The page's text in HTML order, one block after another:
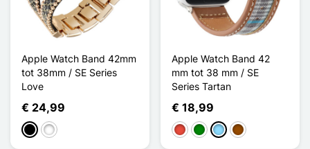
Apple Watch Band 42mm
tot 38mm / SE Series
Love
€ 24,99
ZwartWit
Apple Watch Band 42
mm tot 38 mm / SE
Series Tartan
€ 18,99
RoodGroenLicht Blauw
Bruin